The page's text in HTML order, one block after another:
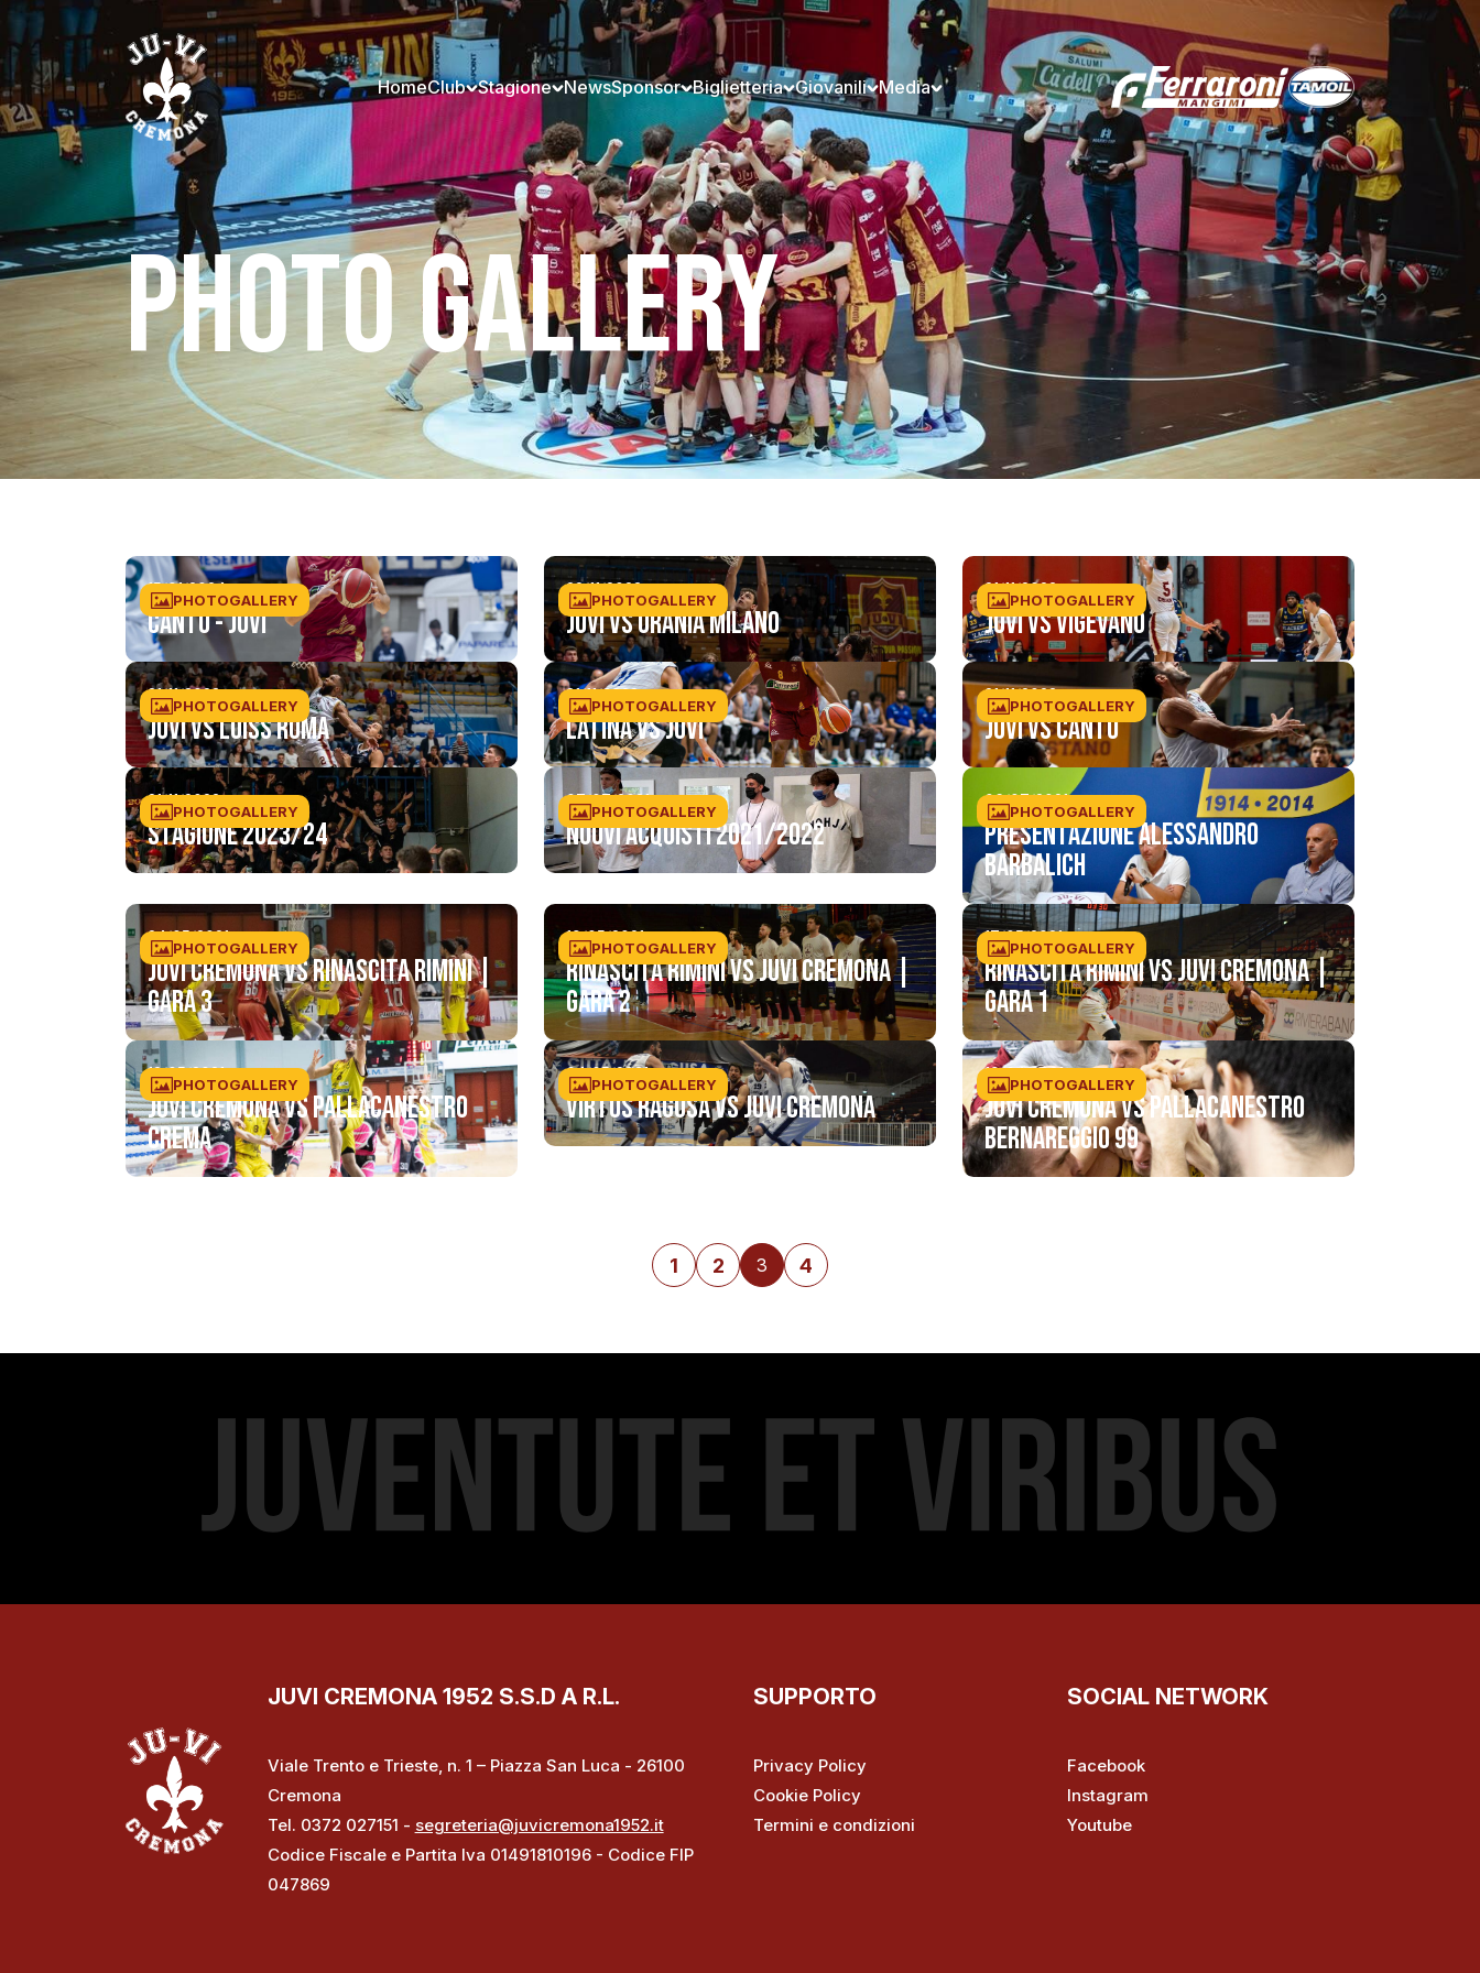
HomeClub Stagione NewsSponsor Biglietteria Giovanili Media
PHOTO GALLERY
PHOTOGALLERY
15/01/2024
Cantù - JuVi
PHOTOGALLERY
22/11/2023
Juvi VS Urania Milano
PHOTOGALLERY
21/11/2023
Juvi VS Vigevano
PHOTOGALLERY
21/11/2023
Juvi Vs Luiss Roma
PHOTOGALLERY
21/11/2023
Latina Vs Juvi
PHOTOGALLERY
21/11/2023
Juvi Vs Cantù
PHOTOGALLERY
21/11/2023
Stagione 2023/24
PHOTOGALLERY
07/07/2021
Nuovi acquisti 2021/2022
PHOTOGALLERY
06/07/2021
Presentazione Alessandro
Barbalich
PHOTOGALLERY
24/05/2021
JuVi Cremona vs Rinascita Rimini |
GARA 3
PHOTOGALLERY
19/05/2021
Rinascita Rimini vs JuVi Cremona |
GARA 2
PHOTOGALLERY
17/05/2021
Rinascita Rimini vs JuVi Cremona |
GARA 1
PHOTOGALLERY
13/05/2021
JuVi Cremona vs Pallacanestro
Crema
PHOTOGALLERY
04/05/2021
Virtus Ragusa vs JuVi Cremona
PHOTOGALLERY
19/04/2021
JuVi Cremona vs Pallacanestro
Bernareggio 99
1 2 3 4
JUVI CREMONA 1952 S.S.D A R.L.
Viale Trento e Trieste, n. 1 – Piazza San Luca - 26100
Cremona
Tel. 0372 027151 - segreteria@juvicremona1952.it
Codice Fiscale e Partita Iva 01491810196 - Codice FIP
047869
SUPPORTO
Privacy Policy
Cookie Policy
Termini e condizioni
SOCIAL NETWORK
Facebook
Instagram
Youtube